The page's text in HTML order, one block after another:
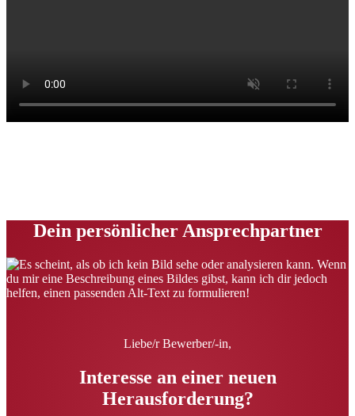
Dein persönlicher Ansprechpartner
Liebe/r Bewerber/-in,
Interesse an einer neuen
Herausforderung?